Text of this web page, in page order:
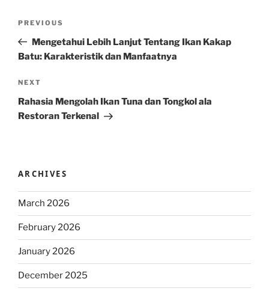
Previous
Post
PREVIOUS
Mengetahui Lebih Lanjut Tentang Ikan Kakap
Batu: Karakteristik dan Manfaatnya
Next
Post
NEXT
Rahasia Mengolah Ikan Tuna dan Tongkol ala
Restoran Terkenal
ARCHIVES
March 2026
February 2026
January 2026
December 2025